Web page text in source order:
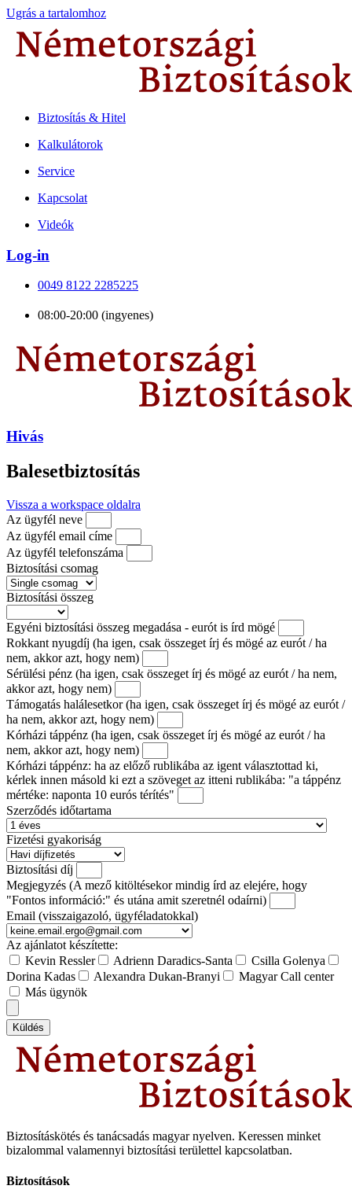
Ugrás a tartalomhoz
Biztosítás & Hitel
Kalkulátorok
Service
Kapcsolat
Videók
Log-in
0049 8122 2285225
08:00-20:00 (ingyenes)
Hivás
Balesetbiztosítás
Vissza a workspace oldalra
Az ügyfél neve
Az ügyfél email címe
Az ügyfél telefonszáma
Biztosítási csomag
Biztosítási összeg
Egyéni biztosítási összeg megadása - eurót is írd mögé
Rokkant nyugdíj (ha igen, csak összeget írj és mögé az eurót / ha
nem, akkor azt, hogy nem)
Sérülési pénz (ha igen, csak összeget írj és mögé az eurót / ha nem,
akkor azt, hogy nem)
Támogatás halálesetkor (ha igen, csak összeget írj és mögé az eurót /
ha nem, akkor azt, hogy nem)
Kórházi táppénz (ha igen, csak összeget írj és mögé az eurót / ha
nem, akkor azt, hogy nem)
Kórházi táppénz: ha az előző rublikába az igent választottad ki,
kérlek innen másold ki ezt a szöveget az itteni rublikába: "a táppénz
mértéke: naponta 10 eurós térítés"
Szerződés időtartama
Fizetési gyakoriság
Biztosítási díj
Megjegyzés (A mező kitöltésekor mindig írd az elejére, hogy
"Fontos információ:" és utána amit szeretnél odaírni)
Email (visszaigazoló, ügyféladatokkal)
Az ajánlatot készítette:
Kevin Ressler
Adrienn Daradics-Santa
Csilla Golenya
Dorina Kadas
Alexandra Dukan-Branyi
Magyar Call center
Más ügynök
Küldés
Biztosításkötés és tanácsadás magyar nyelven. Keressen minket
bizalommal valamennyi biztosítási területtel kapcsolatban.
Biztosítások